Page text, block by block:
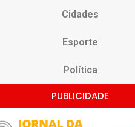
Cidades
Esporte
Política
PUBLICIDADE